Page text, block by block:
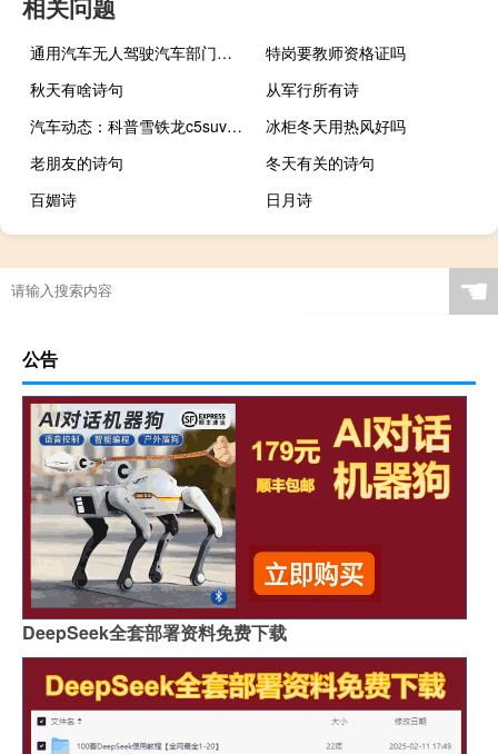
相关问题
通用汽车无人驾驶汽车部门与本田达成价值27亿5千万美元的
特岗要教师资格证吗
秋天有啥诗句
从军行所有诗
汽车动态：科普雪铁龙c5suv天逸怎么样及奔驰大g多少钱
冰柜冬天用热风好吗
老朋友的诗句
冬天有关的诗句
百媚诗
日月诗
☚
公告
DeepSeek全套部署资料免费下载